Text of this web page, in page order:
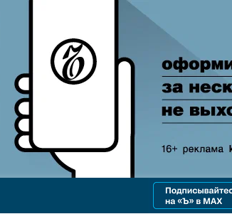
в «Ъ» www.kommersant.ru/ad